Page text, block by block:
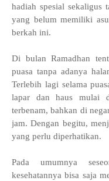
hadiah spesial sekaligus
yang belum memiliki
berkah ini.
Di bulan Ramadhan
puasa tanpa adanya
Terlebih lagi selama
lapar dan haus mulai
terbenam, bahkan di
jam. Dengan begitu,
yang perlu diperhatikan.
Pada umumnya
kesehatannya bisa saja